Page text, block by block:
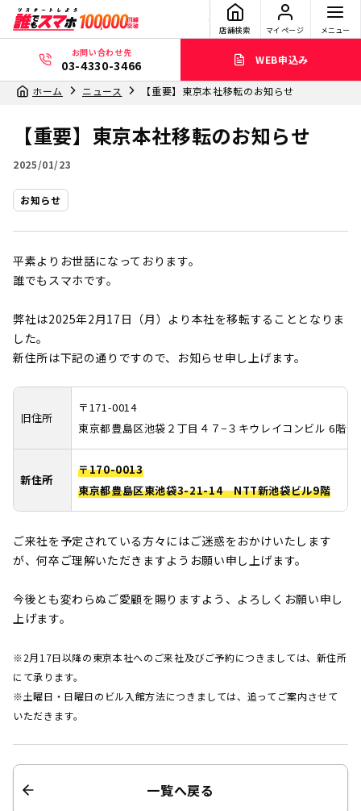
店舗検索 マイページ メニュー
お問い合わせ先
03-4330-3466 WEB申込み
ホーム ニュース 【重要】東京本社移転のお知らせ
【重要】東京本社移転のお知らせ
2025/01/23
お知らせ
平素よりお世話になっております。
誰でもスマホです。
弊社は2025年2月17日（月）より本社を移転することとなりま
した。
新住所は下記の通りですので、お知らせ申し上げます。
旧住所
〒171-0014
東京都豊島区池袋２丁目４７−３キウレイコンビル 6階
新住所
〒170-0013
東京都豊島区東池袋3-21-14NTT新池袋ビル9階
ご来社を予定されている方々にはご迷惑をおかけいたします
が、何卒ご理解いただきますようお願い申し上げます。
今後とも変わらぬご愛顧を賜りますよう、よろしくお願い申し
上げます。
※2月17日以降の東京本社へのご来社及びご予約につきましては、新住所
にて承ります。
※土曜日・日曜日のビル入館方法につきましては、追ってご案内させて
いただきます。
一覧へ戻る